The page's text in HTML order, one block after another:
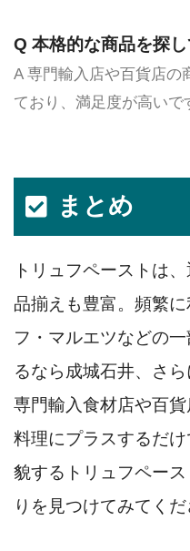
Q 本格的な商品を探
A 専門輸入店や百貨店の
ており、満足度が高いで
まとめ
トリュフペーストは
品揃えも豊富。頻繁
フ・マルエツなどの
るなら成城石井、さ
専門輸入食材店や百貨
料理にプラスするだ
貌するトリュフペー
りを見つけてみてくだ